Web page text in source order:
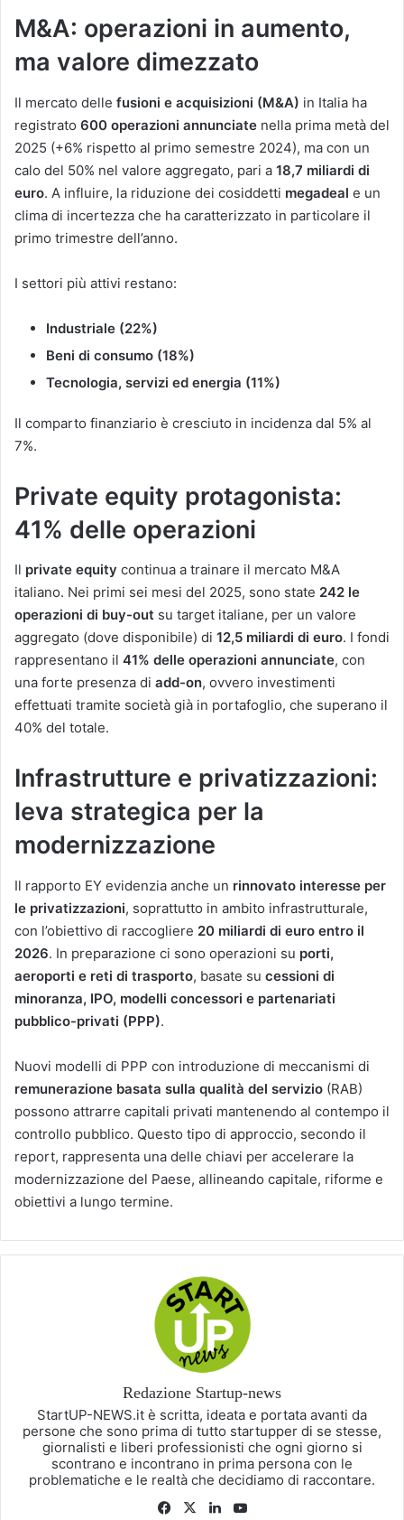
M&A: operazioni in aumento,
ma valore dimezzato
Il mercato delle fusioni e acquisizioni (M&A) in Italia ha
registrato 600 operazioni annunciate nella prima metà del
2025 (+6% rispetto al primo semestre 2024), ma con un
calo del 50% nel valore aggregato, pari a 18,7 miliardi di
euro. A influire, la riduzione dei cosiddetti megadeal e un
clima di incertezza che ha caratterizzato in particolare il
primo trimestre dell’anno.
I settori più attivi restano:
Industriale (22%)
Beni di consumo (18%)
Tecnologia, servizi ed energia (11%)
Il comparto finanziario è cresciuto in incidenza dal 5% al
7%.
Private equity protagonista:
41% delle operazioni
Il private equity continua a trainare il mercato M&A
italiano. Nei primi sei mesi del 2025, sono state 242 le
operazioni di buy-out su target italiane, per un valore
aggregato (dove disponibile) di 12,5 miliardi di euro. I fondi
rappresentano il 41% delle operazioni annunciate, con
una forte presenza di add-on, ovvero investimenti
effettuati tramite società già in portafoglio, che superano il
40% del totale.
Infrastrutture e privatizzazioni:
leva strategica per la
modernizzazione
Il rapporto EY evidenzia anche un rinnovato interesse per
le privatizzazioni, soprattutto in ambito infrastrutturale,
con l’obiettivo di raccogliere 20 miliardi di euro entro il
2026. In preparazione ci sono operazioni su porti,
aeroporti e reti di trasporto, basate su cessioni di
minoranza, IPO, modelli concessori e partenariati
pubblico-privati (PPP).
Nuovi modelli di PPP con introduzione di meccanismi di
remunerazione basata sulla qualità del servizio (RAB)
possono attrarre capitali privati mantenendo al contempo il
controllo pubblico. Questo tipo di approccio, secondo il
report, rappresenta una delle chiavi per accelerare la
modernizzazione del Paese, allineando capitale, riforme e
obiettivi a lungo termine.
Redazione Startup-news
StartUP-NEWS.it è scritta, ideata e portata avanti da
persone che sono prima di tutto startupper di se stesse,
giornalisti e liberi professionisti che ogni giorno si
scontrano e incontrano in prima persona con le
problematiche e le realtà che decidiamo di raccontare.
Facebook
X LinkedIn